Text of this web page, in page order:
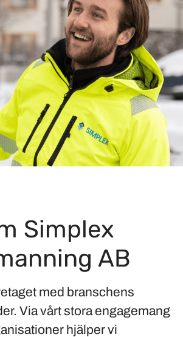
Simplex
AB
med branschens
Via vårt stora engagemang
hjälper vi